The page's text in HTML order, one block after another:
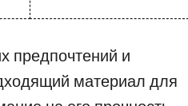
предпочтений и
материал для